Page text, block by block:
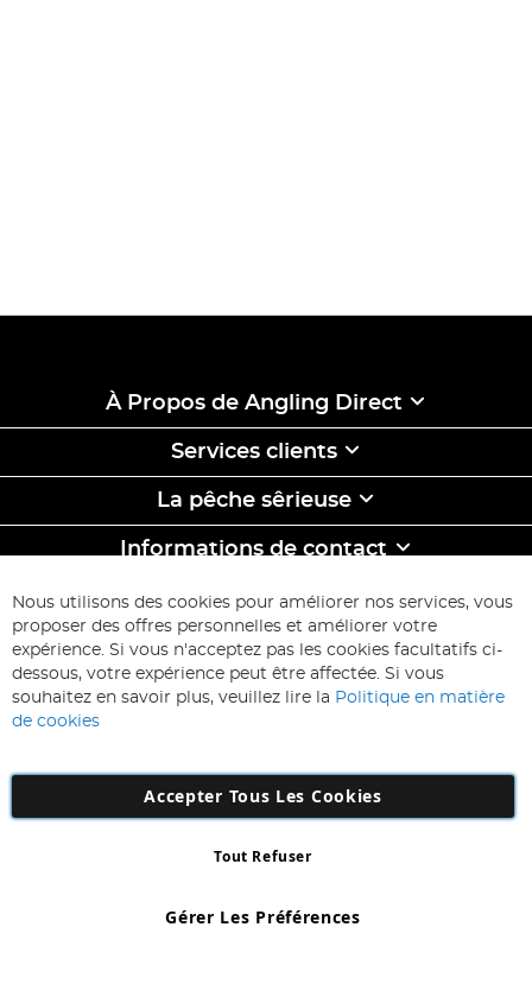
À Propos de Angling Direct
Services clients
La pêche sêrieuse
Informations de contact
ABONNEZ-VOUS & ECONOMISEZ
Inscription
à
d’information
:
Inscription
Number: 863029607
Nous utilisons des cookies pour améliorer nos services, vous
proposer des offres personnelles et améliorer votre
expérience. Si vous n'acceptez pas les cookies facultatifs ci-
dessous, votre expérience peut être affectée. Si vous
souhaitez en savoir plus, veuillez lire la Politique en matière
de cookies
Accepter Tous Les Cookies
Gérer Les Préférences
Tout Refuser